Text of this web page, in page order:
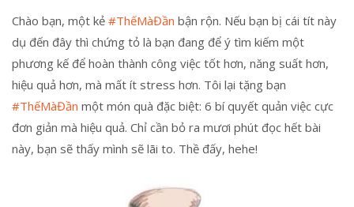
Chào bạn, một kẻ #ThếMàĐần bận rộn. Nếu bạn bị cái tít này
dụ đến đây thì chứng tỏ là bạn đang để ý tìm kiếm một
phương kế để hoàn thành công việc tốt hơn, năng suất hơn,
hiệu quả hơn, mà mất ít stress hơn. Tôi lại tặng bạn
#ThếMàĐần một món quà đặc biệt: 6 bí quyết quản việc cực
đơn giản mà hiệu quả. Chỉ cần bỏ ra mươi phút đọc hết bài
này, bạn sẽ thấy mình sẽ lãi to. Thề đấy, hehe!